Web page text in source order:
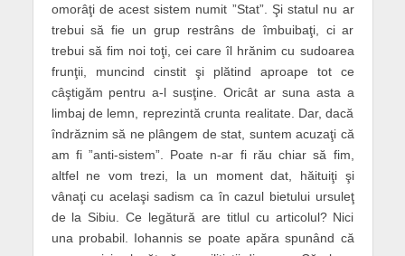
omorâţi de acest sistem numit ”Stat”. Şi statul nu ar
trebui să fie un grup restrâns de îmbuibaţi, ci ar
trebui să fim noi toţi, cei care îl hrănim cu sudoarea
frunţii, muncind cinstit şi plătind aproape tot ce
câştigăm pentru a-l susţine. Oricât ar suna asta a
limbaj de lemn, reprezintă crunta realitate. Dar, dacă
îndrăznim să ne plângem de stat, suntem acuzaţi că
am fi ”anti-sistem”. Poate n-ar fi rău chiar să fim,
altfel ne vom trezi, la un moment dat, hăituiţi şi
vânaţi cu acelaşi sadism ca în cazul bietului ursuleţ
de la Sibiu. Ce legătură are titlul cu articolul? Nici
una probabil. Iohannis se poate apăra spunând că